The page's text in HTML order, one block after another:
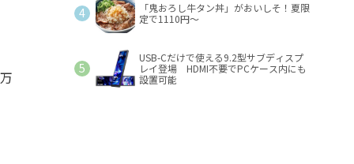
「鬼おろし牛タン丼」がおいしそ！夏限
定で1110円～
USB-Cだけで使える9.2型サブディスプ
レイ登場 HDMI不要でPCケース内にも
設置可能